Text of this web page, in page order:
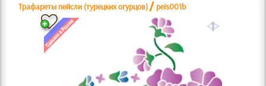
Трафареты пейсли (турецких огурцов) / peis001b
a